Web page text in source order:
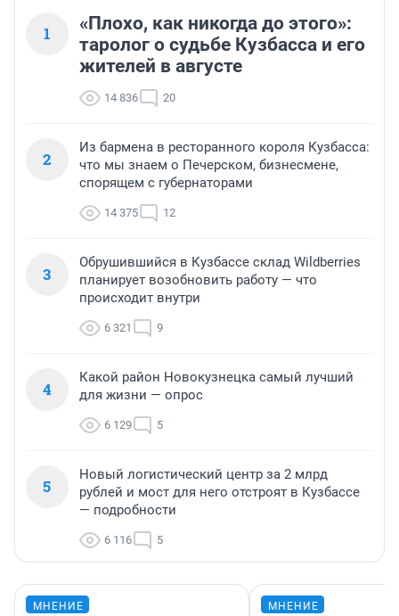
1
«Плохо, как никогда до этого»:
таролог о судьбе Кузбасса и его
жителей в августе
14 836 20
2
Из бармена в ресторанного короля Кузбасса:
что мы знаем о Печерском, бизнесмене,
спорящем с губернаторами
14 375 12
3
Обрушившийся в Кузбассе склад Wildberries
планирует возобновить работу — что
происходит внутри
6 321 9
4
Какой район Новокузнецка самый лучший
для жизни — опрос
6 129 5
5
Новый логистический центр за 2 млрд
рублей и мост для него отстроят в Кузбассе
— подробности
6 116 5
МНЕНИЕ МНЕНИЕ